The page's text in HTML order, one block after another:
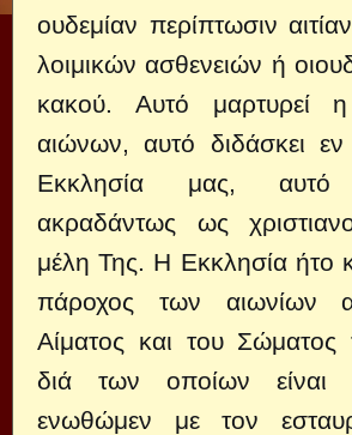
ουδεμίαν περίπτωσιν
λοιμικών ασθενειών ή
κακού. Αυτό μαρτυρεί
αιώνων, αυτό διδάσκει
Εκκλησία μας, αυτό
ακραδάντως ως
μέλη Της. Η Εκκλησία ήτο
πάροχος των αιωνίων
Αίματος και του Σώματος
διά των οποίων είναι
ενωθώμεν με τον